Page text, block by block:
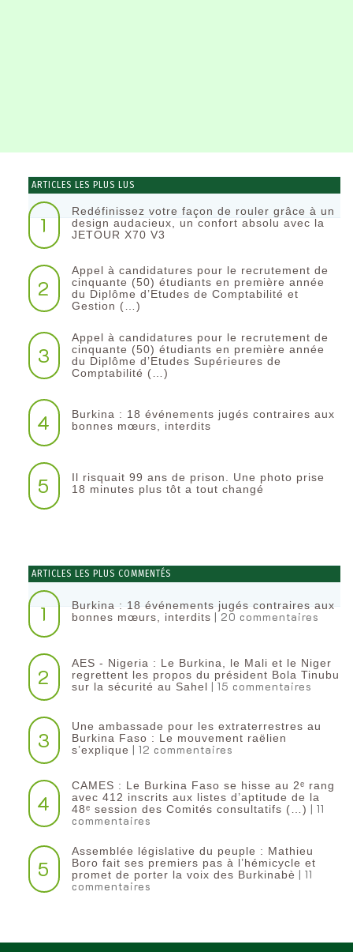
ARTICLES LES PLUS LUS
1
Redéfinissez votre façon de rouler grâce à un
design audacieux, un confort absolu avec la
JETOUR X70 V3
2
Appel à candidatures pour le recrutement de
cinquante (50) étudiants en première année
du Diplôme d’Etudes de Comptabilité et
Gestion (…)
3
Appel à candidatures pour le recrutement de
cinquante (50) étudiants en première année
du Diplôme d’Etudes Supérieures de
Comptabilité (…)
4
Burkina : 18 événements jugés contraires aux
bonnes mœurs, interdits
5
Il risquait 99 ans de prison. Une photo prise
18 minutes plus tôt a tout changé
ARTICLES LES PLUS COMMENTÉS
1
Burkina : 18 événements jugés contraires aux
bonnes mœurs, interdits | 20 commentaires
2
AES - Nigeria : Le Burkina, le Mali et le Niger
regrettent les propos du président Bola Tinubu
sur la sécurité au Sahel | 15 commentaires
3
Une ambassade pour les extraterrestres au
Burkina Faso : Le mouvement raëlien
s’explique | 12 commentaires
4
CAMES : Le Burkina Faso se hisse au 2ᵉ rang
avec 412 inscrits aux listes d’aptitude de la
48ᵉ session des Comités consultatifs (…) | 11
commentaires
5
Assemblée législative du peuple : Mathieu
Boro fait ses premiers pas à l’hémicycle et
promet de porter la voix des Burkinabè | 11
commentaires